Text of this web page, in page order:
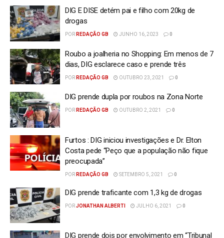
DIG E DISE detém pai e filho com 20kg de
drogas
POR REDAÇÃO GB JUNHO 16, 2023 0
Roubo a joalheria no Shopping: Em menos de 7
dias, DIG esclarece caso e prende três
POR REDAÇÃO GB OUTUBRO 23, 2021 0
DIG prende dupla por roubos na Zona Norte
POR REDAÇÃO GB OUTUBRO 2, 2021 0
Furtos : DIG iniciou investigações e Dr. Elton
Costa pede “Peço que a população não fique
preocupada”
POR REDAÇÃO GB SETEMBRO 5, 2021 0
DIG prende traficante com 1,3 kg de drogas
PORJONATHAN ALBERTI JULHO 6, 2021 0
DIG prende dois por envolvimento em “Tribunal